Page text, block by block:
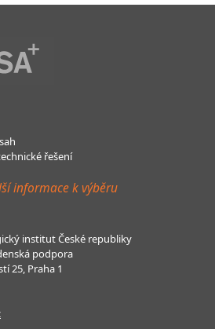
řešení
informace k výběru
institut České republiky
podpora
25, Praha 1